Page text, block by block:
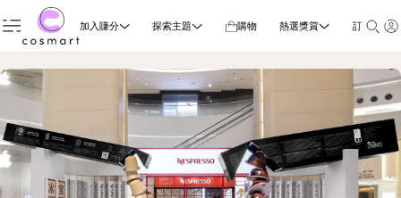
加入賺分 探索主題 購物 熱選獎賞 訂閱雜誌